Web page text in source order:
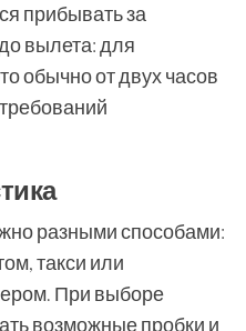
прибывать за
вылета: для
обычно от двух часов
разными способами:
такси или
При выборе
возможные пробки и